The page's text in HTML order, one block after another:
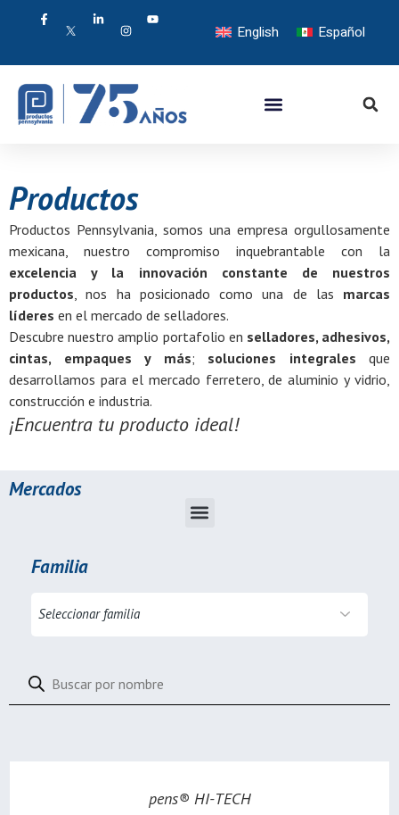
English Español
Productos
Productos Pennsylvania, somos una empresa orgullosamente
mexicana, nuestro compromiso inquebrantable con la
excelencia y la innovación constante de nuestros
productos, nos ha posicionado como una de las marcas
líderes en el mercado de selladores.
Descubre nuestro amplio portafolio en selladores, adhesivos,
cintas, empaques y más; soluciones integrales que
desarrollamos para el mercado ferretero, de aluminio y vidrio,
construcción e industria.
¡Encuentra tu producto ideal!
Mercados
Familia
pens® HI-TECH